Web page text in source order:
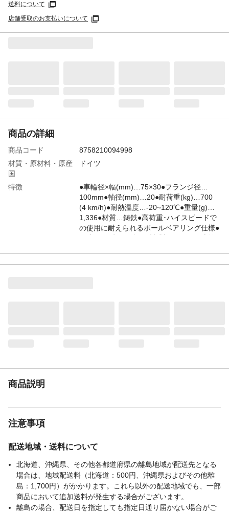
送料について
店舗受取のお支払いについて
商品の詳細
商品コード
8758210094998
材質・原材料・原産
国
ドイツ
特徴
●車輪径×幅(mm)…75×30●フランジ径…
100mm●軸径(mm)…20●耐荷重(kg)…700
(4 km/h)●耐熱温度…-20~120℃●重量(g)…
1,336●材質…鋳鉄●高荷重･ハイスピードで
の使用に耐えられるボールベアリング仕様●
商品説明
注意事項
配送地域・送料について
北海道、沖縄県、その他各都道府県の離島地域が配送先となる
場合は、地域配送料（北海道：500円、沖縄県およびその他離
島：1,700円）がかかります。これら以外の配送地域でも、一部
商品において追加送料が発生する場合がございます。
離島の場合、配送日を指定しても指定日通り届かない場合がご